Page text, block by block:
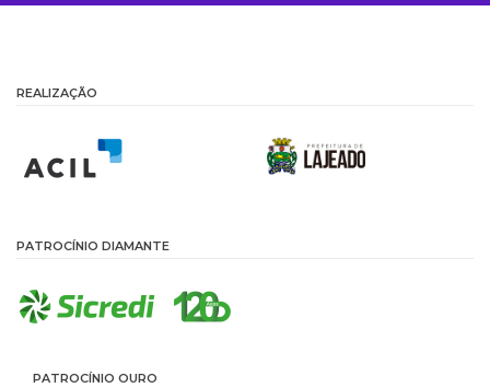
REALIZAÇÃO
PATROCÍNIO DIAMANTE
PATROCÍNIO OURO